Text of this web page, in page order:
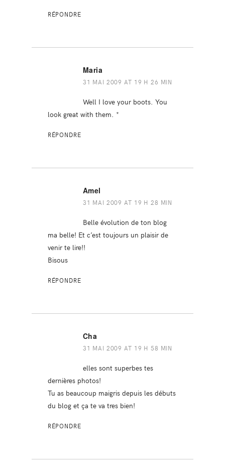
RÉPONDRE
Maria
31 MAI 2009 AT 19 H 26 MIN
Well I love your boots. You
look great with them. *
RÉPONDRE
Amel
31 MAI 2009 AT 19 H 28 MIN
Belle évolution de ton blog
ma belle! Et c’est toujours un plaisir de
venir te lire!!
Bisous
RÉPONDRE
Cha
31 MAI 2009 AT 19 H 58 MIN
elles sont superbes tes
dernières photos!
Tu as beaucoup maigris depuis les débuts
du blog et ça te va tres bien!
RÉPONDRE